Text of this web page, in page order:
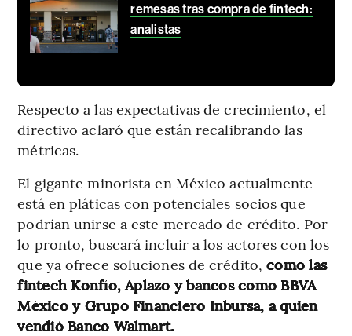
remesas tras compra de fintech:
analistas
Respecto a las expectativas de crecimiento, el
directivo aclaró que están recalibrando las
métricas.
El gigante minorista en México actualmente
está en pláticas con potenciales socios que
podrían unirse a este mercado de crédito. Por
lo pronto, buscará incluir a los actores con los
que ya ofrece soluciones de crédito, como las
fintech Konfío, Aplazo y bancos como BBVA
México y Grupo Financiero Inbursa, a quien
vendió Banco Walmart.